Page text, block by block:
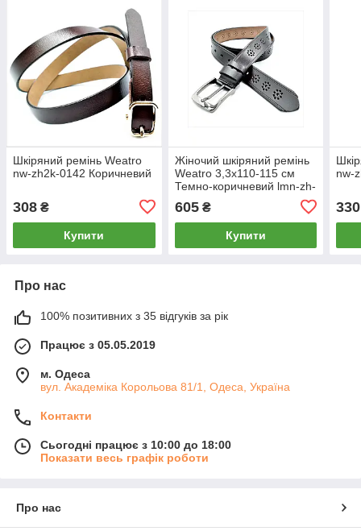
Шкіряний ремінь Weatro
nw-zh2k-0142 Коричневий
308 ₴
Купити
Жіночий шкіряний ремінь
Weatro 3,3х110-115 см
Темно-коричневий lmn-zh-
605₴
Купити
nw-
330
Про нас
100% позитивних з 35 відгуків за рік
Працює з 05.05.2019
м. Одеса
вул. Академіка Корольова 81/1, Одеса, Україна
Контакти
Сьогодні працює з 10:00 до 18:00
Показати весь графік роботи
Про нас